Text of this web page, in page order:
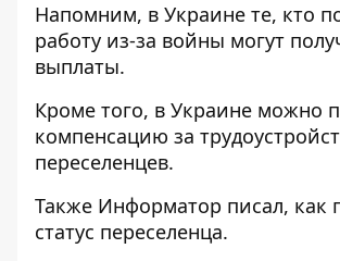
Напомним, в Украине те, кто
работу из-за войны могут
выплаты.
Кроме того, в Украине можно
компенсацию за
переселенцев.
Также Информатор писал, как
статус переселенца.